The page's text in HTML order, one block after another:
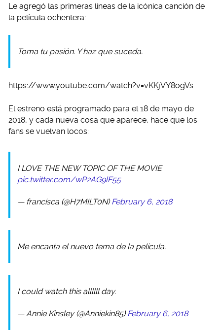
Le agregó las primeras líneas de la icónica canción de
la película ochentera:
Toma tu pasión. Y haz que suceda.
https://www.youtube.com/watch?v=vKKjVY8ogVs
El estreno está programado para el 18 de mayo de
2018, y cada nueva cosa que aparece, hace que los
fans se vuelvan locos:
I LOVE THE NEW TOPIC OF THE MOVIE
pic.twitter.com/wP2AG9lF55
— francisca (@H7MILT0N)February 6, 2018
Me encanta el nuevo tema de la película.
I could watch this allllll day.
— Annie Kinsley (@Anniekin85)February 6, 2018